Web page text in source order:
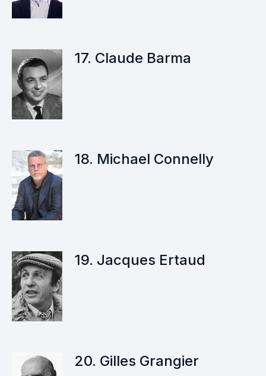
17. Claude Barma
18. Michael Connelly
19. Jacques Ertaud
20. Gilles Grangier